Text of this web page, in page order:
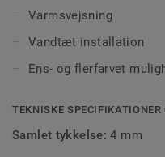
fast i hullerne. Vores
så de passer perfekt til
designkontraster.
Varmsvejsning
Vandtæt installation
Ens- og flerfarvet
TEKNISKE
Samlet tykkelse:4 mm